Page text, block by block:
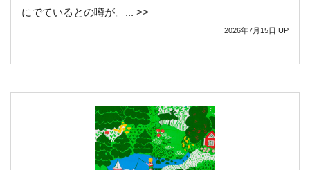
にでているとの噂が。... >>
2026年7月15日 UP